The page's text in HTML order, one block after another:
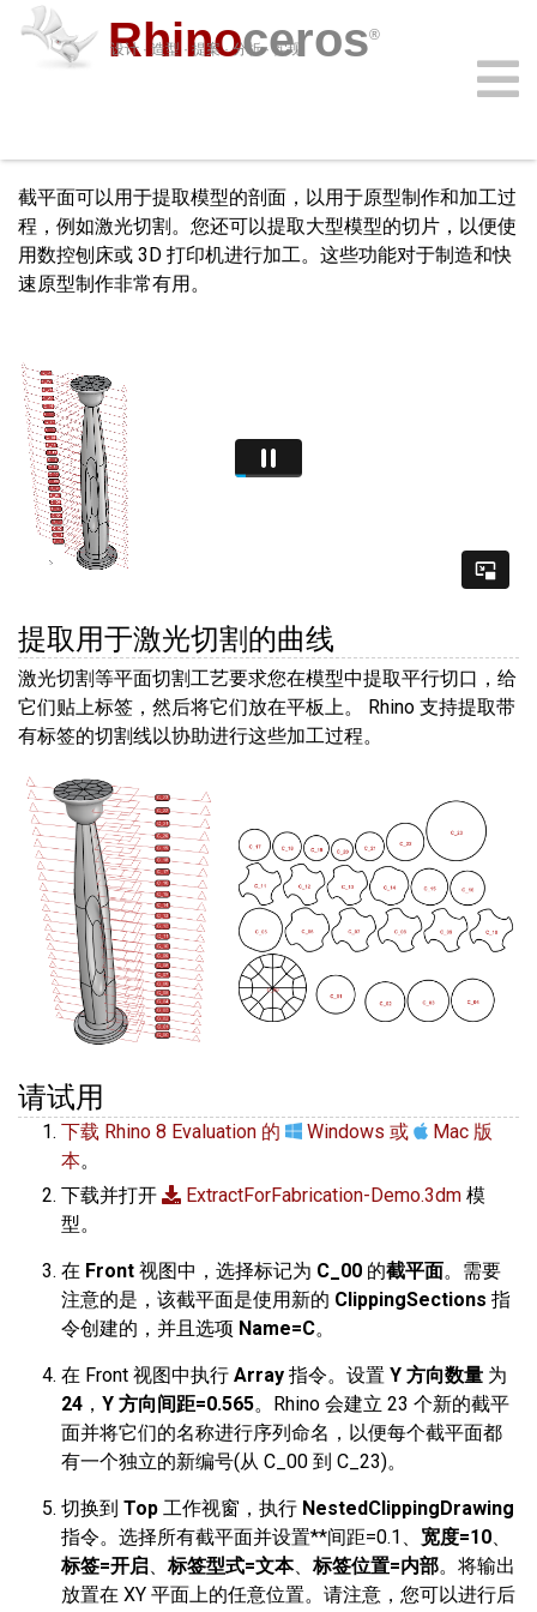
Rhinoceros®
设计 · 造型 · 提案 · 分析 · 实现
购买
下载
学习
功能
支持
插件
登录
截平面可以用于提取模型的剖面，以用于原型制作和加工过
程，例如激光切割。您还可以提取大型模型的切片，以便使
用数控刨床或 3D 打印机进行加工。这些功能对于制造和快
速原型制作非常有用。
提取用于激光切割的曲线
激光切割等平面切割工艺要求您在模型中提取平行切口，给
它们贴上标签，然后将它们放在平板上。 Rhino 支持提取带
有标签的切割线以协助进行这些加工过程。
请试用
下载 Rhino 8 Evaluation 的 Windows 或
Mac 版
本。
下载并打开
ExtractForFabrication-Demo.3dm 模
型。
在 Front 视图中，选择标记为 C_00 的截平面。需要
注意的是，该截平面是使用新的 ClippingSections 指
令创建的，并且选项 Name=C。
在 Front 视图中执行 Array 指令。设置 Y 方向数量 为
24 ， Y 方向间距=0.565。Rhino 会建立 23 个新的截平
面并将它们的名称进行序列命名，以便每个截平面都
有一个独立的新编号(从 C_00 到 C_23)。
切换到 Top 工作视窗，执行 NestedClippingDrawing
指令。选择所有截平面并设置**间距=0.1、 宽度=10
标签=开启
标签型式=文本、 标签位置=内部。将输出
放置在 XY 平面上的任意位置。请注意，您可以进行后